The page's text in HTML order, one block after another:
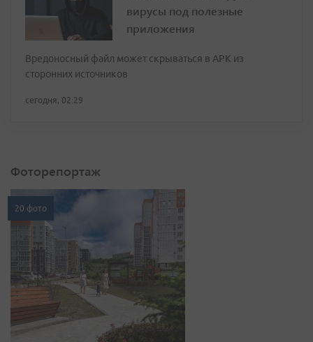
вирусы под полезные
приложения
Вредоносный файл может скрываться в APK из
сторонних источников
сегодня, 02:29
Фоторепортаж
20 фото